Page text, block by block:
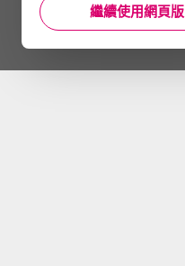
繼續使用網頁版